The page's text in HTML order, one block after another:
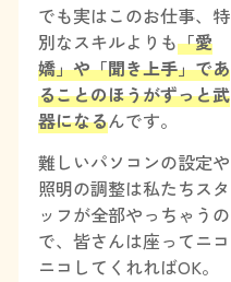
でも実はこのお仕事、特
別なスキルよりも「愛
嬌」や「聞き上手」であ
ることのほうがずっと武
器になるんです。
難しいパソコンの設定や
照明の調整は私たちスタ
ッフが全部やっちゃうの
で、皆さんは座ってニコ
ニコしてくれればOK。